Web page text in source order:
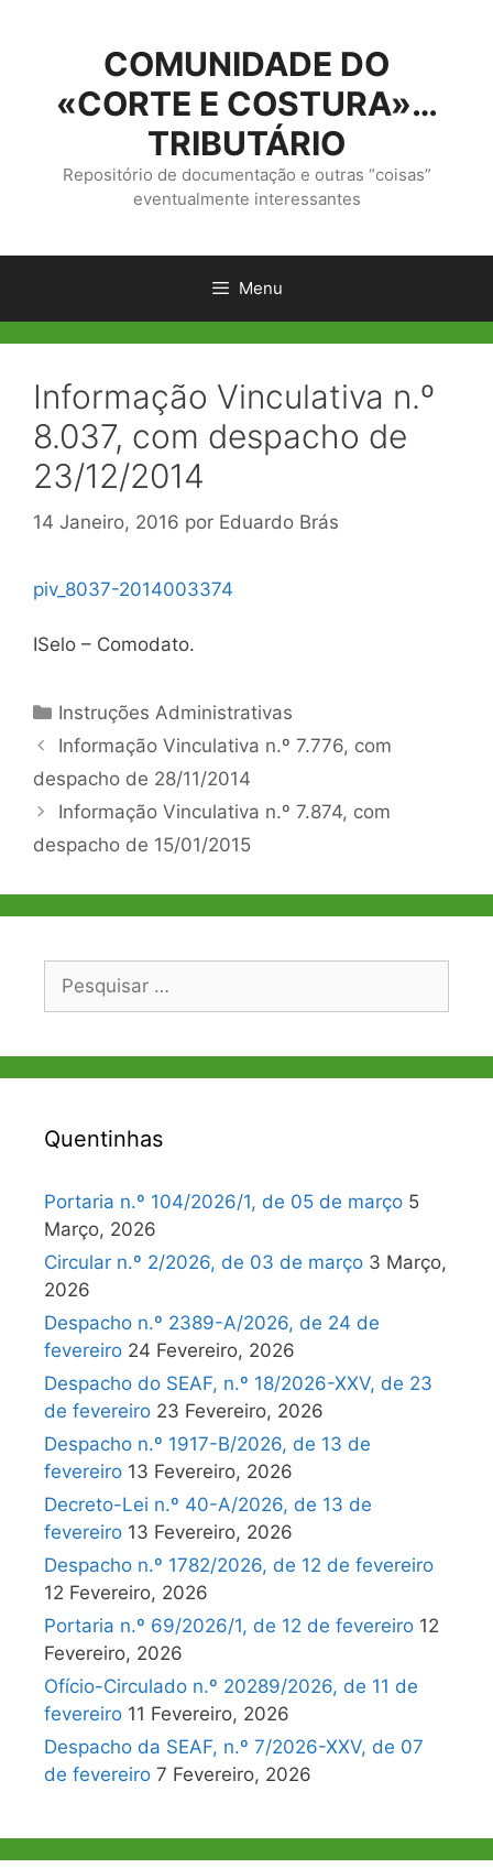
conteúdo
COMUNIDADE DO
«CORTE E COSTURA»…
TRIBUTÁRIO
Repositório de documentação e outras “coisas”
eventualmente interessantes
Menu
Informação Vinculativa n.º
8.037, com despacho de
23/12/2014
14 Janeiro, 2016 por Eduardo Brás
piv_8037-2014003374
ISelo – Comodato.
Categorias
Instruções Administrativas
Navegação
de
artigos
Informação Vinculativa n.º 7.776, com
despacho de 28/11/2014
Informação Vinculativa n.º 7.874, com
despacho de 15/01/2015
Pesquisar
Quentinhas
Portaria n.º 104/2026/1, de 05 de março 5
Março, 2026
Circular n.º 2/2026, de 03 de março 3 Março,
2026
Despacho n.º 2389-A/2026, de 24 de
fevereiro 24 Fevereiro, 2026
Despacho do SEAF, n.º 18/2026-XXV, de 23
de fevereiro 23 Fevereiro, 2026
Despacho n.º 1917-B/2026, de 13 de
fevereiro 13 Fevereiro, 2026
Decreto-Lei n.º 40-A/2026, de 13 de
fevereiro 13 Fevereiro, 2026
Despacho n.º 1782/2026, de 12 de fevereiro
12 Fevereiro, 2026
Portaria n.º 69/2026/1, de 12 de fevereiro 12
Fevereiro, 2026
Ofício-Circulado n.º 20289/2026, de 11 de
fevereiro 11 Fevereiro, 2026
Despacho da SEAF, n.º 7/2026-XXV, de 07
de fevereiro 7 Fevereiro, 2026